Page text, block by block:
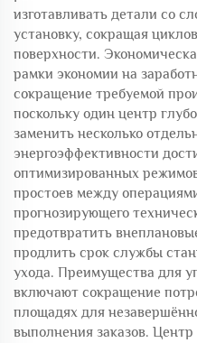
изготавливать детали со
установку, сокращая
поверхности.
рамки экономии на
сокращение требуемой
поскольку один центр
заменить несколько
энергоэффективности
оптимизированных
простоев между
прогнозирующего
предотвратить
продлить срок службы
ухода. Преимущества для
включают сокращение
площадях для
выполнения заказов. Центр